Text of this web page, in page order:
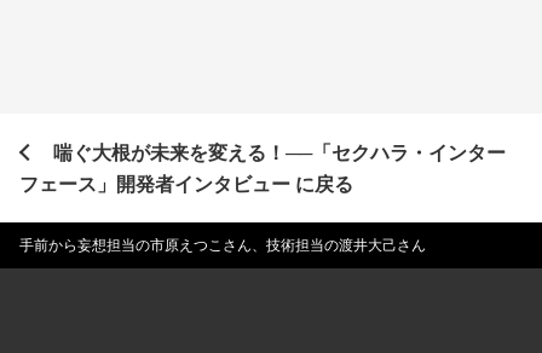
喘ぐ大根が未来を変える！──「セクハラ・インター
フェース」開発者インタビュー に戻る
手前から妄想担当の市原えつこさん、技術担当の渡井大己さん